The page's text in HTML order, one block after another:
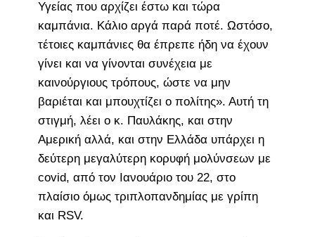
Υγείας που αρχίζει έστω και τώρα
καμπάνια. Κάλιο αργά παρά ποτέ. Ωστόσο,
τέτοιες καμπάνιες θα έπρεπε ήδη να έχουν
γίνει και να γίνονται συνέχεια με
καινούργιους τρόπους, ώστε να μην
βαριέται και μπουχτίζει ο πολίτης». Αυτή τη
στιγμή, λέει ο κ. Παυλάκης, και στην
Αμερική αλλά, και στην Ελλάδα υπάρχει η
δεύτερη μεγαλύτερη κορυφή μολύνσεων με
covid, από τον Ιανουάριο του 22, στο
πλαίσιο όμως τριπλοπανδημίας με γρίπη
και RSV.